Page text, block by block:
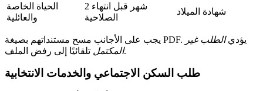
الحياة الخاصة
والعائلية
2 شهر قبل انتهاء
الصلاحية
شهادة الميلاد
يجب على الأجانب مسح مستنداتهم بصيغة PDF. يؤديالطلب غير
المكتملتلقائيًا إلى رفض الملف.
طلب السكن الاجتماعي والخدمات الانتخابية